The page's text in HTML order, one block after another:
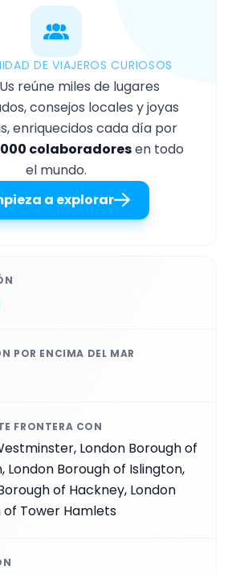
DE VIAJEROS CURIOSOS
reúne miles de lugares
consejos locales y joyas
enriquecidos cada día por
colaboradoresen todo
el mundo.
a explorar
POR ENCIMA DEL MAR
FRONTERA CON
London Borough of
London Borough of Islington,
of Hackney, London
of Tower Hamlets